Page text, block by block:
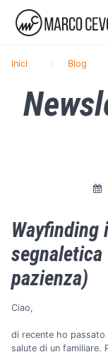
Inici Blog
Wayfinding
pazienza)
Ciao,
di recente ho passato
salute di un familiare.